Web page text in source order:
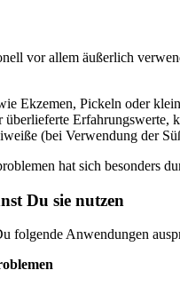
vor allem äußerlich
Ekzemen, Pickeln oder
Erfahrungswerte,
(bei Verwendung der
hat sich besonders
Du sie nutzen
folgende Anwendungen